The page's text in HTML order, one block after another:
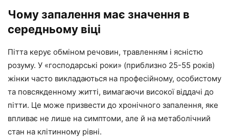
Чому запалення має значення в
середньому віці
Пітта керує обміном речовин, травленням і ясністю
розуму. У «господарські роки» (приблизно 25-55 років)
жінки часто викладаються на професійному, особистому
та повсякденному житті, вимагаючи високої віддачі до
пітти. Це може призвести до хронічного запалення, яке
впливає не лише на симптоми, але й на метаболічний
стан на клітинному рівні.